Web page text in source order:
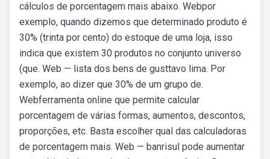
cálculos de porcentagem mais abaixo. Webpor
exemplo, quando dizemos que determinado produto é
30% (trinta por cento) do estoque de uma loja, isso
indica que existem 30 produtos no conjunto universo
(que. Web — lista dos bens de gusttavo lima. Por
exemplo, ao dizer que 30% de um grupo de.
Webferramenta online que permite calcular
porcentagem de várias formas, aumentos, descontos,
proporções, etc. Basta escolher qual das calculadoras
de porcentagem mais. Web — banrisul pode aumentar